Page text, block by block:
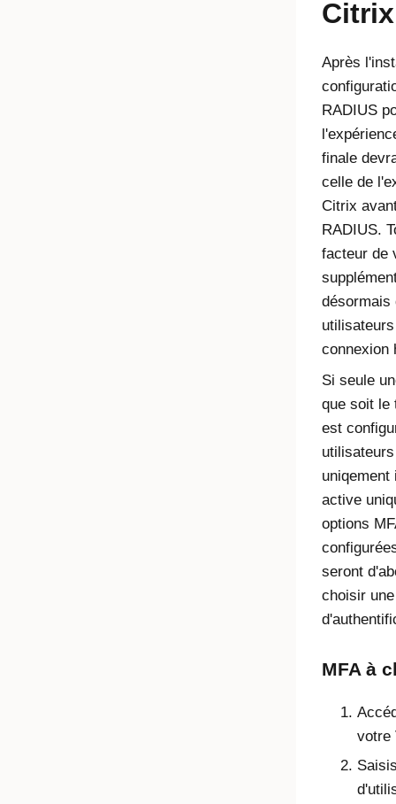
Après
RADIUS
finale
celle de
Citrix
RADIUS.
facteur de
désormais
connexion
Si seule
que soit le
est
uniqement
active
options
seront
choisir
MFA à
votre